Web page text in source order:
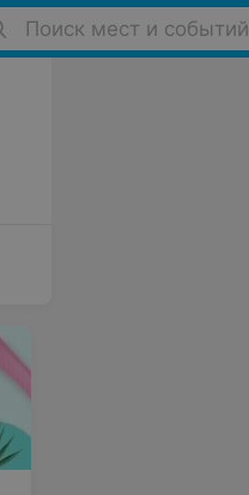
Поиск мест и событий